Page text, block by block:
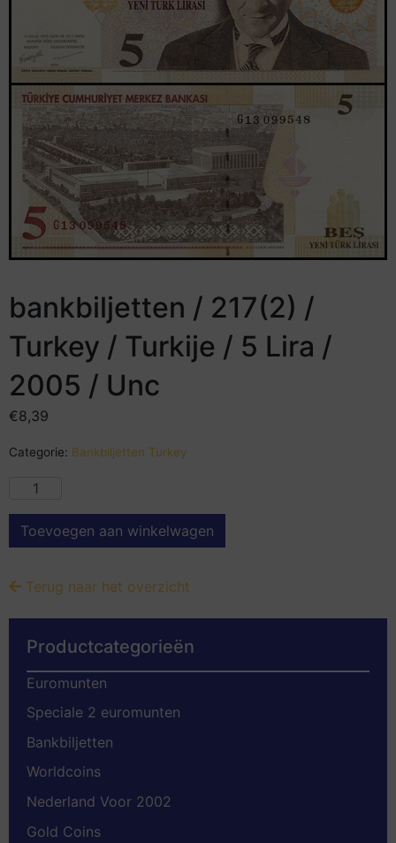
bankbiljetten / 217(2) /
Turkey / Turkije / 5 Lira /
2005 / Unc
€8,39
Categorie: Bankbiljetten Turkey
Toevoegen aan winkelwagen
Terug naar het overzicht
Productcategorieën
Euromunten
Speciale 2 euromunten
Bankbiljetten
Worldcoins
Nederland Voor 2002
Gold Coins